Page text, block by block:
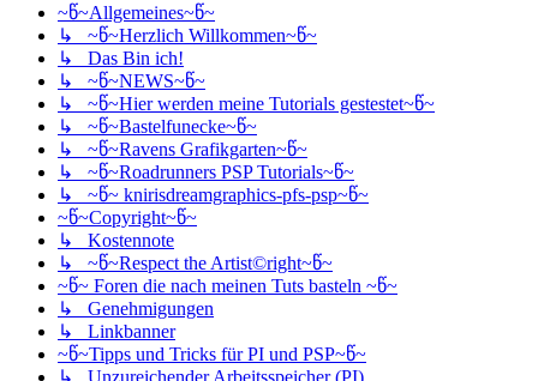
~წ~Allgemeines~წ~
↳ ~წ~Herzlich Willkommen~წ~
↳ Das Bin ich!
↳ ~წ~NEWS~წ~
↳ ~წ~Hier werden meine Tutorials gestestet~წ~
↳ ~წ~Bastelfunecke~წ~
↳ ~წ~Ravens Grafikgarten~წ~
↳ ~წ~Roadrunners PSP Tutorials~წ~
↳ ~წ~ knirisdreamgraphics-pfs-psp~წ~
~წ~Copyright~წ~
↳ Kostennote
↳ ~წ~Respect the Artist©right~წ~
~წ~ Foren die nach meinen Tuts basteln ~წ~
↳ Genehmigungen
↳ Linkbanner
~წ~Tipps und Tricks für PI und PSP~წ~
↳ Unzureichender Arbeitsspeicher (PI)